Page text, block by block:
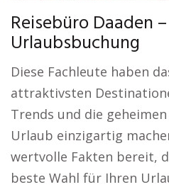
Reisebüro Daaden
Urlaubsbuchung
Diese Fachleute haben
attraktivsten
Trends und die
Urlaub einzigartig
wertvolle Fakten bereit,
beste Wahl für Ihren